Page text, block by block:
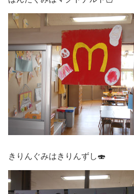
きりんぐみはきりんずし🍣